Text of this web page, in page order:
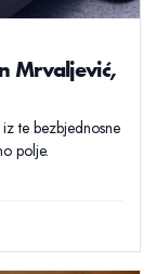
Mrvaljević,
te bezbjednosne
polje.